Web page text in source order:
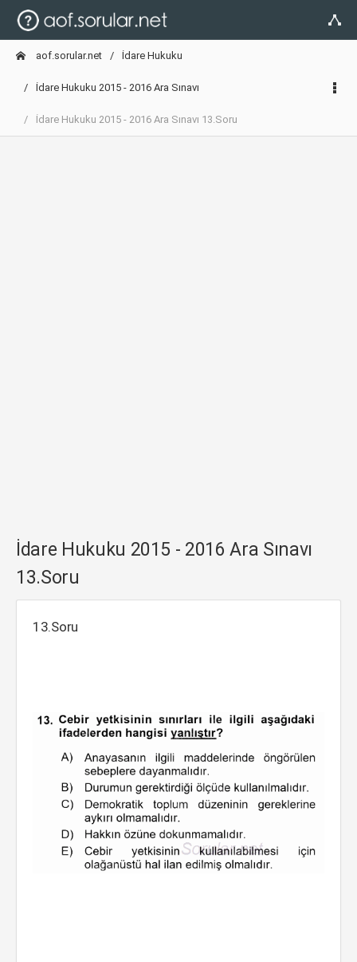
aof.sorular.net İdare Hukuku
İdare Hukuku 2015 - 2016 Ara Sınavı
İdare Hukuku 2015 - 2016 Ara Sınavı 13.Soru
İdare Hukuku 2015 - 2016 Ara Sınavı
13.Soru
13.Soru